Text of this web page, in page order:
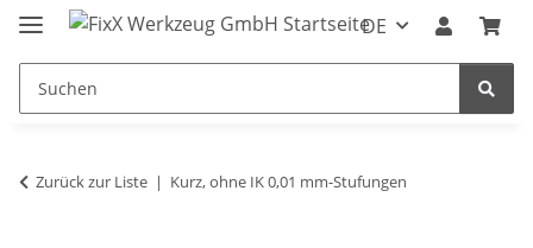
DE
Zurück zur Liste Kurz, ohne IK 0,01 mm-Stufungen